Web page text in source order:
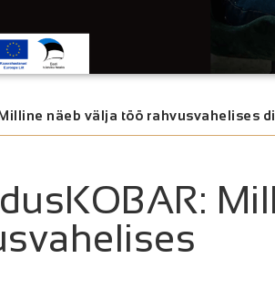
näeb välja töö rahvusvahelises